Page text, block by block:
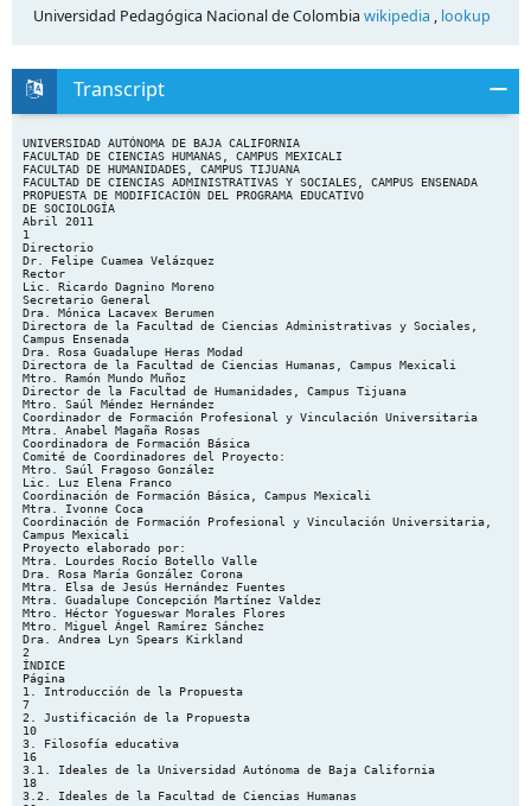
Universidad Pedagógica Nacional de Colombia wikipedia , lookup
Transcript
UNIVERSIDAD AUTÓNOMA DE BAJA CALIFORNIA FACULTAD DE CIENCIAS HUMANAS, CAMPUS MEXICALI FACULTAD DE HUMANIDADES, CAMPUS TIJUANA FACULTAD DE CIENCIAS ADMINISTRATIVAS Y SOCIALES, CAMPUS ENSENADA PROPUESTA DE MODIFICACIÓN DEL PROGRAMA EDUCATIVO DE SOCIOLOGÍA Abril 2011 1 Directorio Dr. Felipe Cuamea Velázquez Rector Lic. Ricardo Dagnino Moreno Secretario General Dra. Mónica Lacavex Berumen Directora de la Facultad de Ciencias Administrativas y Sociales, Campus Ensenada Dra. Rosa Guadalupe Heras Modad Directora de la Facultad de Ciencias Humanas, Campus Mexicali Mtro. Ramón Mundo Muñoz Director de la Facultad de Humanidades, Campus Tijuana Mtro. Saúl Méndez Hernández Coordinador de Formación Profesional y Vinculación Universitaria Mtra. Anabel Magaña Rosas Coordinadora de Formación Básica Comité de Coordinadores del Proyecto: Mtro. Saúl Fragoso González Lic. Luz Elena Franco Coordinación de Formación Básica, Campus Mexicali Mtra. Ivonne Coca Coordinación de Formación Profesional y Vinculación Universitaria, Campus Mexicali Proyecto elaborado por: Mtra. Lourdes Rocío Botello Valle Dra. Rosa María González Corona Mtra. Elsa de Jesús Hernández Fuentes Mtra. Guadalupe Concepción Martínez Valdez Mtro. Héctor Yogueswar Morales Flores Mtro. Miguel Ángel Ramírez Sánchez Dra. Andrea Lyn Spears Kirkland 2 ÍNDICE Página 1. Introducción de la Propuesta 7 2. Justificación de la Propuesta 10 3. Filosofía educativa 16 3.1. Ideales de la Universidad Autónoma de Baja California 18 3.2. Ideales de la Facultad de Ciencias Humanas 20 3.3. Ideales de la Facultad de Ciencias Administrativas y Sociales 20 3.4. Ideales de la Facultad de Humanidades 21 4. Descripción de la Propuesta del Plan de Estudios 22 4.1.Competencias y descripciones de las etapas formativas 22 4.1.1. Competencia de la Etapa Básica 22 4.1.2. Competencia de la Etapa Disciplinaria 23 4.1.3. Competencia de la Etapa Terminal 24 4.2. Modalidades de aprendizaje para obtención de créditos 24 4.3. Requerimientos y mecanismos de implementación 30 4.4. Fortalezas y debilidades de las unidades académicas 37 4.4.1. Facultad de Ciencias Humanas 37 4.4.2. Facultad de Ciencias Administrativas y Sociales 38 4.4.3. Facultad de Humanidades 39 4.5. Difusión del programa educativo 39 4.6. Descripción de la planta académica 40 4.6.1. Planta académica en la FCH, 2011-1 40 4.6.2. Planta académica en la FCAyS, 2011-1 40 4.6.3. Planta académica en la FH, 2011-1 40 4.7. Descripción de infraestructura, materiales y equipo 41 4.7.1. Infraestructura, materiales y equipo de la FCH 41 4.7.2. Infraestructura, materiales y equipo de la FCAyS 42 4.7.3. Infraestructura, materiales y equipo de la FH 43 4.8. Descripción de la estructura organizacional 4.8.1. Organigrama por Facultad 52 52 4.8.1.1. Organigrama de la FCH 52 4.8.1.2. Organigrama de la FCAyS 53 4.8.1.3. Organigrama de la FH 54 4.9. Descripción del sistema de tutorías 55 3 5. Plan de Estudios 56 5.1 Perfil de ingreso 57 5.2. Perfil de egreso 58 5.3. Campo profesional 58 5.4.Características de las unidades de aprendizaje por etapas de formación 5.5. Características de las unidades de aprendizaje por áreas de conocimiento 5.6. Mapa curricular 59 5.7. Descripción cuantitativa del plan de estudios 71 5.8. Tipología de las unidades de aprendizaje 72 5.9. Equivalencia de las unidades de aprendizaje 83 6. Descripción del sistema de evaluación 65 70 89 6.1. Evaluación de plan de estudios 89 6.2. Evaluación del aprendizaje 91 6.3. Evaluación colegiada del aprendizaje 92 7. Evaluación Externa 94 7.1. Observaciones del evaluador externo: Dra. Paz Félix 94 7.1.1. Currículo vitae 99 7.2. Observaciones del evaluador externo: Dr. Padilla Lozano 106 7.2.1. Currículo vitae 109 8. Descripción genérica de las Unidades de Aprendizaje 110 9. Aprobación del Consejo Técnico y Universitario 246 Bibliografías 257 Anexos 259 1. Formatos metodológicos 2. Programas de unidades competencias (Etapa Básica) 3. Evaluación diagnóstica 260 de aprendizaje por 261 466 4 Lista de Tablas Número Página 4.1. Ejemplo de proyecto de vinculación: Programa de Investigación y Divulgación del Patrimonio Cultural 25 4.2 Ejemplo de proyecto de vinculación: Programa de Desarrollo Social 25 4.3. Unidades de Aprendizaje asociadas potencialmente a Servicio Social Profesional 29 4.4. Porcentaje de avances y número de créditos 30 4.5. Etapas, lineamientos y responsables de Proyectos de Vinculación 31 4.6. Etapas, lineamientos y responsables de Ayudantía Docente 32 4.7. Etapas, lineamientos y responsables de Asistencia/Participación en Eventos Académicos 33 4.8. Etapas, lineamientos y responsables de Ayudantía de Investigación 33 4.9. Etapas, lineamientos y responsables del Ejercicio Investigativo 34 4.10. Etapas, lineamientos y responsables de Prácticas Profesionales 35 4.11. Etapas, lineamientos y responsables de Estancias de Aprendizaje 36 4.12. Etapas, lineamientos y responsables de Estudios Independientes 37 4.13 Fortalezas y Debilidades, FCH 37 4.14 Fortalezas y Debilidades, FCAyS 38 4.15. Infraestructura, materiales y equipo, FCH 41 4.16. Infraestructura, materiales y equipo, FCAyS 42 4.17. Infraestructura, materiales y equipo, FH 43 4.18. Laboratorios de la FH 43 4.19. Puestos administrativos y funciones 44 4.20. Coordinación de Formación Básica y Funciones 47 4.21. Coordinación Formación Profesional y Vinculación Universitaria y Funciones 48 4.22. Coordinación de Posgrado e Investigación y Funciones 51 5.1. Unidades de Aprendizaje, Obligatorias 59 5 5.2. Unidades de Aprendizaje, Optativas 61 5.3. Características de Unidades de Aprendizaje por Área de Conocimiento 65 5.4. Distribución Cuantitativa del Plan de Estudios 72 5.5. Distribución de Créditos Obligatorios por Área de Conocimiento 72 5.6. Distribución de Unidades de Aprendizaje por Etapas de Formación 72 5.7. Tipología de las unidades de aprendizaje, Obligatorias 73 5.8. Tipología de las unidades de aprendizaje, Optativas 76 5.9. Comparativo de unidades de aprendizaje OBLIGATORIAS, Plan de Estudios 83 2011-2 y 2003-2 5.10. Comparativo de unidades de aprendizaje OPTATIVAS, Plan de Estudios 85 2011-2 y 2003-2 5.11. Comparativo de unidades de aprendizaje ETAPA TERMINAL, 87 OPTATIVAS, Plan de Estudios 2011-2 y 2003-2 6 1. INTRODUCCION La actualización de planes de estudio en educación superior se ha convertido en una exigencia constante debido a que los cambios científicos, tecnológicos, sociales, económicos, políticos, culturales y de toda índole, son la característica que define nuestra época. De tal modo que la educación, pero sobre todo la educación superior, requiere de planes de estudio esencialmente pertinentes, flexibles y de calidad que den respuesta a la necesidad de formación de profesionales capaces de atender las problemáticas del contexto. Por otra parte, la región fronteriza del norte de México constituye una zona cuya posición económica y geográfica le convierte en un entorno aún más complejo y variante, pues al ubicarse al lado de un país científica y tecnológicamente más avanzado como Estados Unidos existen relaciones sociopolíticas y económicas que imprimen un sello único a su desarrollo particular, evidenciando de manera más inmediata las diferencias con el vecino país del norte y, por lo tanto, el apremio mayor por formar profesionales competentes. Además como se señala líneas arriba, los cambios experimentados en las últimas décadas han planteado un nuevo orden económico exigiendo que el sistema educativo venga privilegiando en las diferentes políticas educativas la implementación de modelos curriculares flexibles y basados en competencias cuya actualización sea más expedita. Desde estas lógicas, se ha vivido la transición de la formación universitaria tradicional a una modernizada donde el perfil de egreso de los profesionistas ha quedado ligado a los campos y áreas relacionadas con el crecimiento económico de México y de la región.1 Lo anterior cobra mayor importancia en Baja California, estado situado en la región noreste de la República Mexicana; limitado al norte por Estados Unidos de América y compartiendo con ese país una frontera de 265 km, de los cuales 233 y 32 corresponden a los estados de California y Arizona, respectivamente. La entidad colinda al sur con el estado de Baja California Sur, al este con el estado de Sonora y el Golfo de California y al oeste con el océano Pacífico. Con una población eminentemente urbana de 2 millones, 844 mil 469 habitantes, de los cuales 93 por ciento vivían en ciudades y 7 por ciento en el área rural en 2005, Baja California cuenta con cinco municipios: Mexicali –la capital- Tijuana, Rosarito, Tecate y Ensenada. Tijuana 1 Burgos, B., Mungaray L., A. y Ocegueda, J. M. (2003). Estructura económica y demanda de educación superior en el Noroeste de México. México: Asociación Nacional de Universidad e Instituciones de Educación Superior. 7 constituye el municipio demográficamente más grande con 50 por ciento de la población, seguido por Mexicali con 30 por ciento y Ensenada con 16 por ciento.2 Para el año 2015, el Consejo Nacional de Población (CONAPO) estima que este estado contará con una población de más de 3.6 millones de habitantes a raíz del crecimiento natural de la población así como la migración de habitantes de Sinaloa, Sonora y Chiapas, entre otros, hacia el estado.3 El dinamismo poblacional se ve reflejado en el dinamismo económico; Baja California ocupa el tercer lugar en crecimiento de la población económicamente activa (PEA) en la frontera norte. Del total de la PEA en 2010, el 65 por ciento se encuentra en el sector terciario, 29 por ciento en el sector secundario y 6 por ciento en el sector primario.4 Asimismo, el estado de Baja California es considerado la tercera entidad con mayor inversión extranjera directa.5 La mayor participación extranjera -principalmente estadounidense- se ubica en la industria manufacturera (48.1%), seguida por aquellas en el sector servicios (29.3%) y comercio (16.1%).6 Con respecto a la primera, la industria maquiladora destaca e